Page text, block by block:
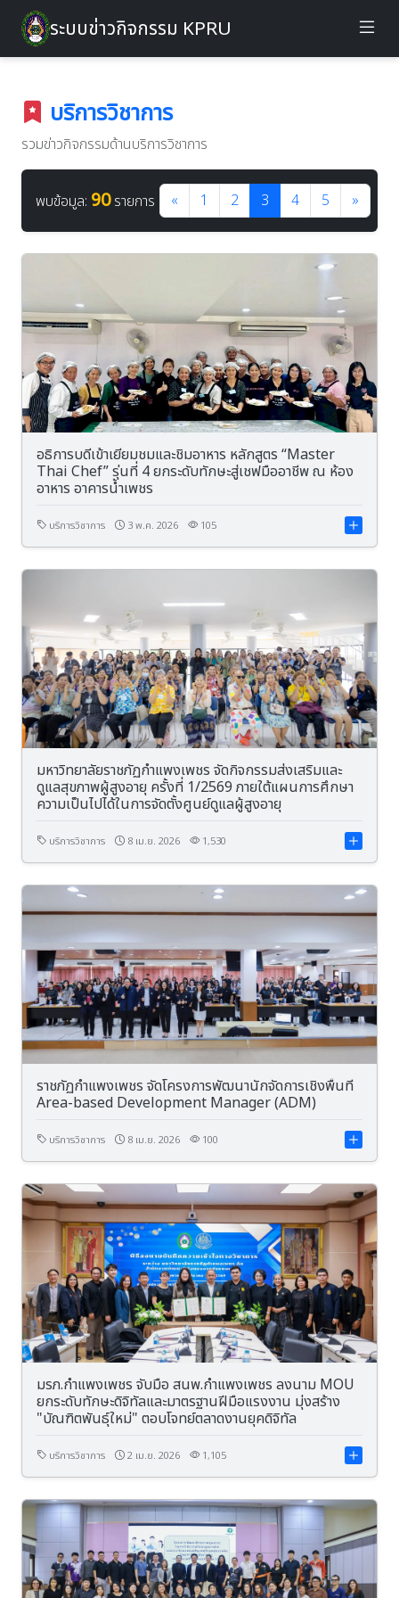
ระบบข่าวกิจกรรม KPRU
บริการวิชาการ
รวมข่าวกิจกรรมด้านบริการวิชาการ
พบข้อมูล: 90 รายการ « 1 2 3 4 5 »
อธิการบดีเข้าเยี่ยมชมและชิมอาหาร หลักสูตร “Master
Thai Chef” รุ่นที่ 4 ยกระดับทักษะสู่เชฟมืออาชีพ ณ ห้อง
อาหาร อาคารน้ำเพชร
บริการวิชาการ 3 พ.ค. 2026 105
มหาวิทยาลัยราชภัฏกำแพงเพชร จัดกิจกรรมส่งเสริมและ
ดูแลสุขภาพผู้สูงอายุ ครั้งที่ 1/2569 ภายใต้แผนการศึกษา
ความเป็นไปได้ในการจัดตั้งศูนย์ดูแลผู้สูงอายุ
บริการวิชาการ 8 เม.ย. 2026 1,530
ราชภัฏกำแพงเพชร จัดโครงการพัฒนานักจัดการเชิงพื้นที่
Area-based Development Manager (ADM)
บริการวิชาการ 8 เม.ย. 2026 100
มรภ.กำแพงเพชร จับมือ สนพ.กำแพงเพชร ลงนาม MOU
ยกระดับทักษะดิจิทัลและมาตรฐานฝีมือแรงงาน มุ่งสร้าง
"บัณฑิตพันธุ์ใหม่" ตอบโจทย์ตลาดงานยุคดิจิทัล
บริการวิชาการ 2 เม.ย. 2026 1,105